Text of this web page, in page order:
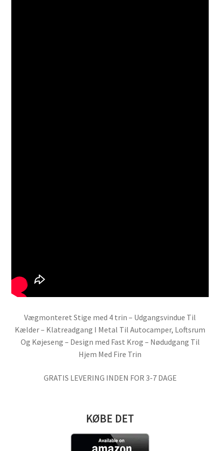
Vægmonteret Stige med 4 trin – Udgangsvindue Til
Kælder – Klatreadgang I Metal Til Autocamper, Loftsrum
Og Køjeseng – Design med Fast Krog – Nødudgang Til
Hjem Med Fire Trin
GRATIS LEVERING INDEN FOR 3-7 DAGE
KØBE DET